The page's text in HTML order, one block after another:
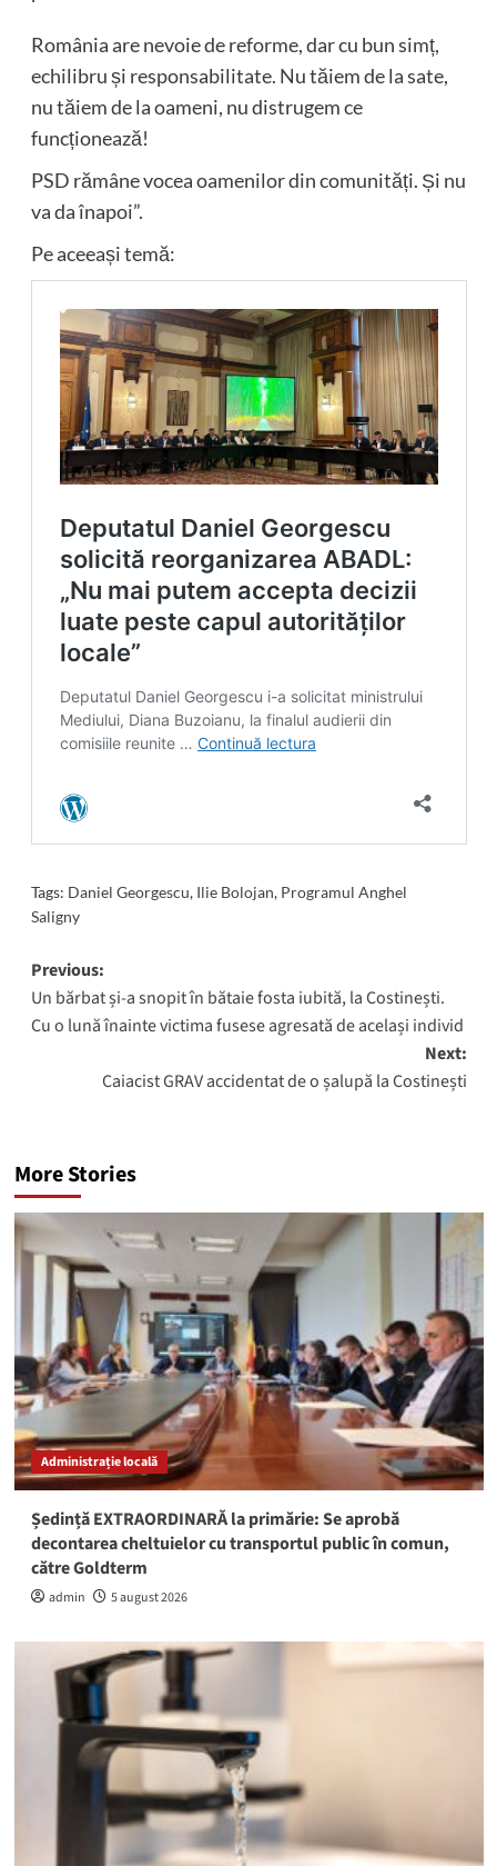
România are nevoie de reforme, dar cu bun simț,
echilibru și responsabilitate. Nu tăiem de la sate,
nu tăiem de la oameni, nu distrugem ce
funcționează!
PSD rămâne vocea oamenilor din comunități. Și nu
va da înapoi”.
Pe aceeași temă:
Tags: Daniel Georgescu, Ilie Bolojan, Programul Anghel
Saligny
Post
navigation
Previous:
Un bărbat și-a snopit în bătaie fosta iubită, la Costinești.
Cu o lună înainte victima fusese agresată de același individ
Next:
Caiacist GRAV accidentat de o șalupă la Costinești
More Stories
Administrație locală
Ședință EXTRAORDINARĂ la primărie: Se aprobă
decontarea cheltuielor cu transportul public în comun,
către Goldterm
admin 5 august 2026